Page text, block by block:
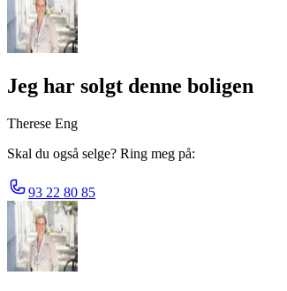
Jeg har solgt denne boligen
Therese Eng
Skal du også selge? Ring meg på:
93 22 80 85